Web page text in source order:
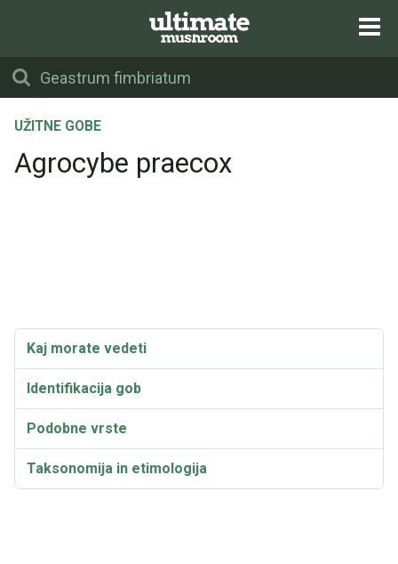
UŽITNE GOBE
Agrocybe praecox
Kaj morate vedeti
Identifikacija gob
Podobne vrste
Taksonomija in etimologija